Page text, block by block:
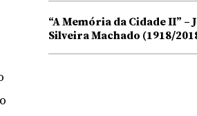
“A Memória da Cidade II” –
Silveira Machado (1918/